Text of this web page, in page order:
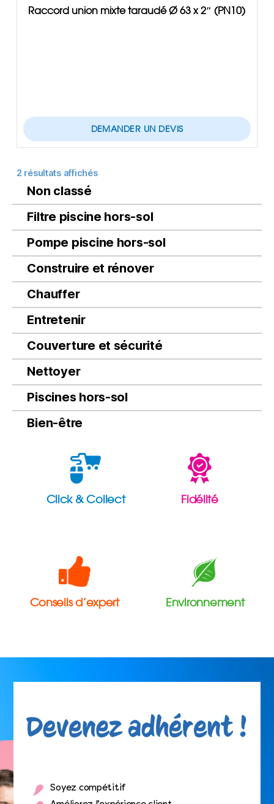
Raccord union mixte taraudé Ø 63 x 2″ (PN10)
DEMANDER UN DEVIS
2 résultats affichés
Non classé
Filtre piscine hors-sol
Pompe piscine hors-sol
Construire et rénover
Chauffer
Entretenir
Couverture et sécurité
Nettoyer
Piscines hors-sol
Bien-être
Click & Collect
Conseils d’expert
Fidélité
Environnement
Soyez compétitif